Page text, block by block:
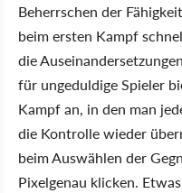
Beherrschen der
beim ersten Kampf
die
für ungeduldige Spieler
Kampf an, in den man
die Kontrolle wieder
beim Auswählen der
Pixelgenau klicken.